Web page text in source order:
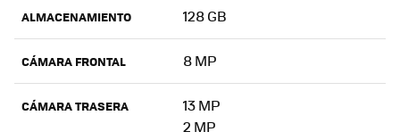
ALMACENAMIENTO 128 GB
CÁMARA FRONTAL 8 MP
CÁMARA TRASERA
13 MP
2 MP